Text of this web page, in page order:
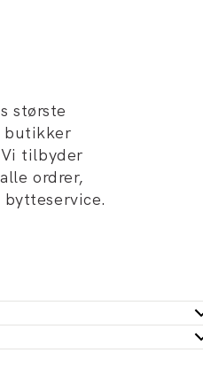
største
butikker
tilbyder
ordrer,